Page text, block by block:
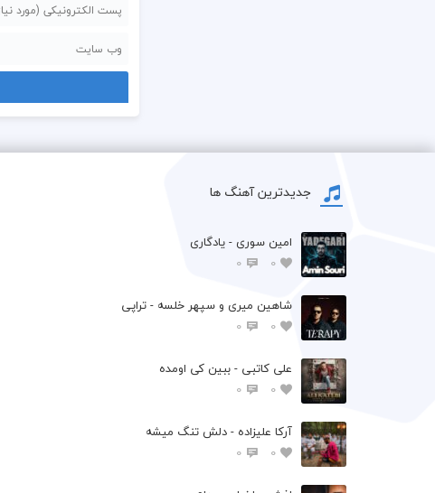
جدیدترین آهنگ ها
امین سوری - یادگاری
0
0
شاهین میری و سپهر خلسه - تراپی
0
0
علی کاتبی - ببین کی اومده
0
0
آرکا علیزاده - دلش تنگ میشه
0
0